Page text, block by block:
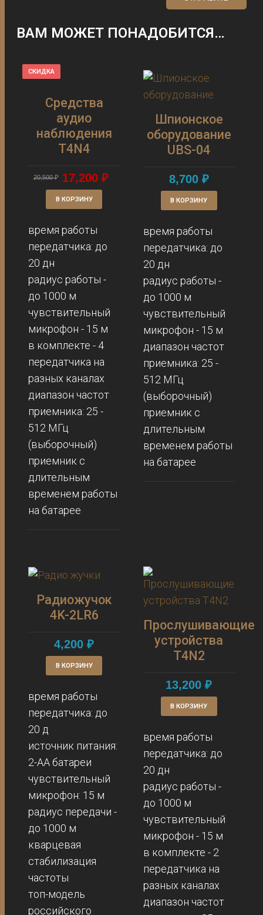
ВАМ МОЖЕТ ПОНАДОБИТСЯ…
СКИДКА
Средства
аудио
наблюдения
T4N4
20,500₽ 17,200₽
В КОРЗИНУ
время работы
передатчика: до
20 дн
радиус работы -
до 1000 м
чувствительный
микрофон - 15 м
в комплекте - 4
передатчика на
разных каналах
диапазон частот
приемника: 25 -
512 МГц
(выборочный)
приемник с
длительным
временем работы
на батарее
Шпионское
оборудование
UBS-04
8,700 ₽
В КОРЗИНУ
время работы
передатчика: до
20 дн
радиус работы -
до 1000 м
чувствительный
микрофон - 15 м
диапазон частот
приемника: 25 -
512 МГц
(выборочный)
приемник с
длительным
временем работы
на батарее
Радиожучок
4K-2LR6
4,200₽
В КОРЗИНУ
время работы
передатчика: до
20 д
источник питания:
2-АА батареи
чувствительный
микрофон: 15 м
радиус передачи -
до 1000 м
кварцевая
стабилизация
частоты
топ-модель
российского
Прослушивающие
устройства
T4N2
13,200₽
В КОРЗИНУ
время работы
передатчика: до
20 дн
радиус работы -
до 1000 м
чувствительный
микрофон - 15 м
в комплекте - 2
передатчика на
разных каналах
диапазон частот